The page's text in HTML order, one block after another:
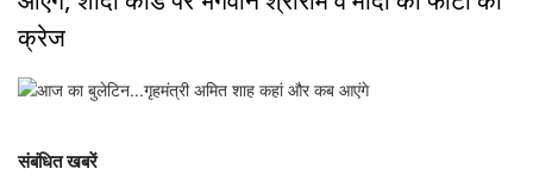
क्रेज
संबंधित खबरें